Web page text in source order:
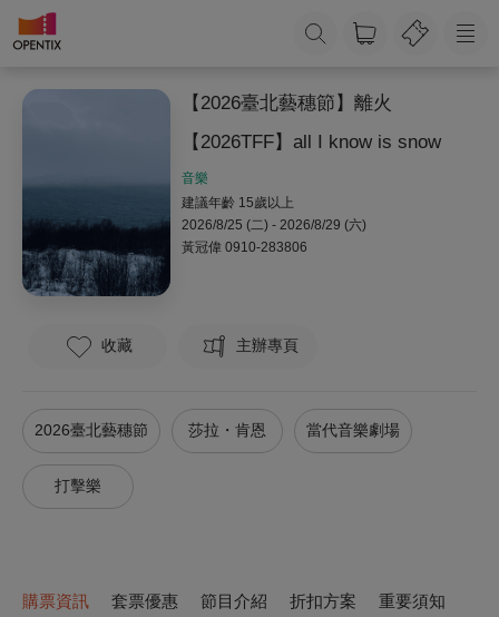
【2026臺北藝穗節】離火
【2026TFF】all I know is snow
音樂
建議年齡 15歲以上
2026/8/25 (二) - 2026/8/29 (六)
黃冠偉 0910-283806
收藏 主辦專頁
2026臺北藝穗節 莎拉・肯恩 當代音樂劇場
打擊樂
購票資訊 套票優惠 節目介紹 折扣方案 重要須知